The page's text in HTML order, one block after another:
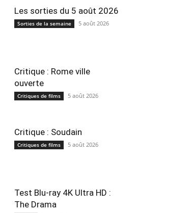
Les sorties du 5 août 2026
Sorties de la semaine 5 août 2026
Critique : Rome ville
ouverte
Critiques de films 5 août 2026
Critique : Soudain
Critiques de films 5 août 2026
Test Blu-ray 4K Ultra HD :
The Drama